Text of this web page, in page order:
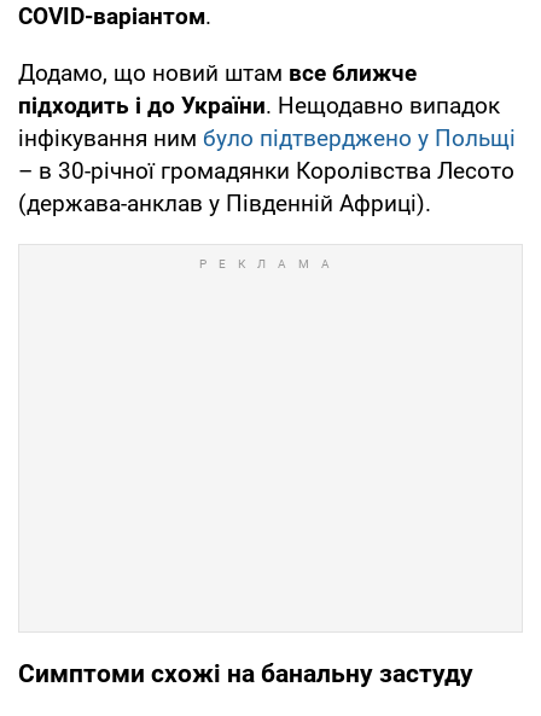
COVID-варіантом.
Додамо, що новий штам все ближче
підходить і до України. Нещодавно випадок
інфікування ним було підтверджено у Польщі
– в 30-річної громадянки Королівства Лесото
(держава-анклав у Південній Африці).
Симптоми cхожі на банальну застуду